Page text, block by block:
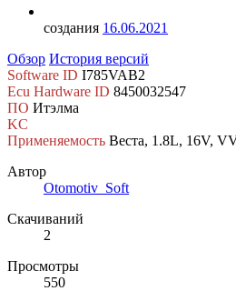
создания 16.06.2021
Обзор История версий
Software ID I785VAB2
Ecu Hardware ID 8450032547
ПО Итэлма
KC
Применяемость Веста, 1.8L, 16V,
Автор
Otomotiv_Soft
Скачиваний
2
Просмотры
550